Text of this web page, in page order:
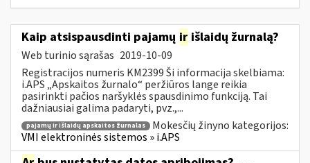
Kaip atsispausdinti pajamų ir išlaidų žurnalą?
Web turinio sąrašas 2019-10-09
Registracijos numeris KM2399 Ši informacija skelbiama:
i.APS „Apskaitos žurnalo“ peržiūros lange reikia
pasirinkti pačios naršyklės spausdinimo funkciją. Tai
dažniausiai galima padaryti, pvz.,...
pajamų ir išlaidų apskaitos žurnalas
Mokesčių žinyno kategorijos:
VMI elektroninės sistemos » i.APS